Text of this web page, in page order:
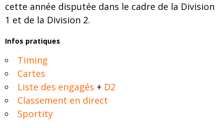
cette année disputée dans le cadre de la Division
1 et de la Division 2.
Infos pratiques​
Timing
Cartes
Liste des engagés + D2
Classement en direct
Sportity